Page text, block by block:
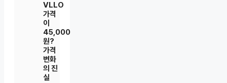
VLLO
가격
이
45,000
원?
가격
변화
의 진
실